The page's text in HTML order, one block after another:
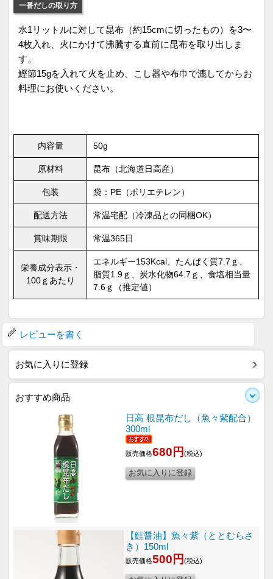
一番だしの取り方
水1リットルに対して昆布（約15cmに切ったもの）を3〜
4枚入れ、火にかけて沸騰する直前に昆布を取り出しま
す。
鰹節15gを入れて火を止め、こし器や布巾で漉してからお
料理にお使いください。
内容量 50g
原材料 昆布（北海道日高産）
包装 袋：PE（ポリエチレン）
配送方法 常温宅配（冷凍品との同梱OK）
賞味期限 常温365日
栄養成分表示・
100ｇあたり
エネルギー153Kcal、たんぱく質7.7ｇ、
脂質1.9ｇ、炭水化物64.7ｇ、食塩相当量
7.6ｇ（推定値）
レビューを書く
お気に入りに登録
おすすめ商品
日高 根昆布だし（魚々紫配合）
300ml
販売価格680円(税込)
【鮭醤油】魚々紫（ととむらさ
き）150ml
販売価格500円(税込)